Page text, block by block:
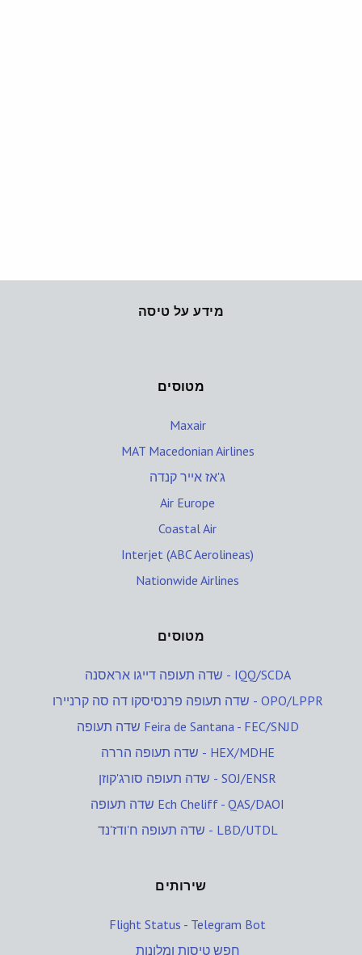
מידע על טיסה
מטוסים
Maxair
MAT Macedonian Airlines
ג'אז אייר קנדה
Air Europe
Coastal Air
Interjet (ABC Aerolineas)
Nationwide Airlines
מטוסים
שדה תעופה דייגו אראסנה - IQQ/SCDA
שדה תעופה פרנסיסקו דה סה קרניירו - OPO/LPPR
שדה תעופה Feira de Santana - FEC/SNJD
שדה תעופה הררה - HEX/MDHE
שדה תעופה סורג'קוזן - SOJ/ENSR
שדה תעופה Ech Cheliff - QAS/DAOI
שדה תעופה ח'ודז'נד - LBD/UTDL
שירותים
Flight Status - Telegram Bot
חפש טיסות ומלונות